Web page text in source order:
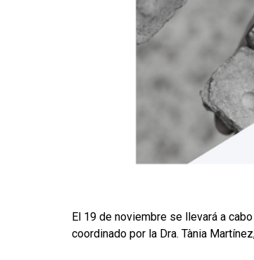
El 19 de noviembre se llevará a
coordinado por la Dra. Tània